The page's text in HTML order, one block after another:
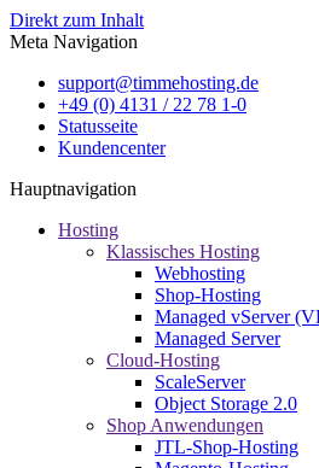
Direkt zum Inhalt
Meta Navigation
support@timmehosting.de
+49 (0) 4131 / 22 78 1-0
Statusseite
Kundencenter
Hauptnavigation
Hosting
Klassisches Hosting
Webhosting
Shop-Hosting
Managed vServer
Managed Server
Cloud-Hosting
ScaleServer
Object Storage 2.0
Shop Anwendungen
JTL-Shop-Hosting